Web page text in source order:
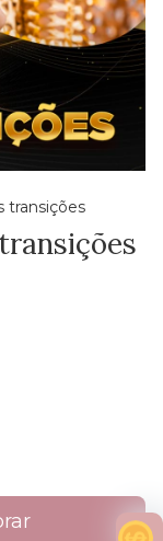
transições